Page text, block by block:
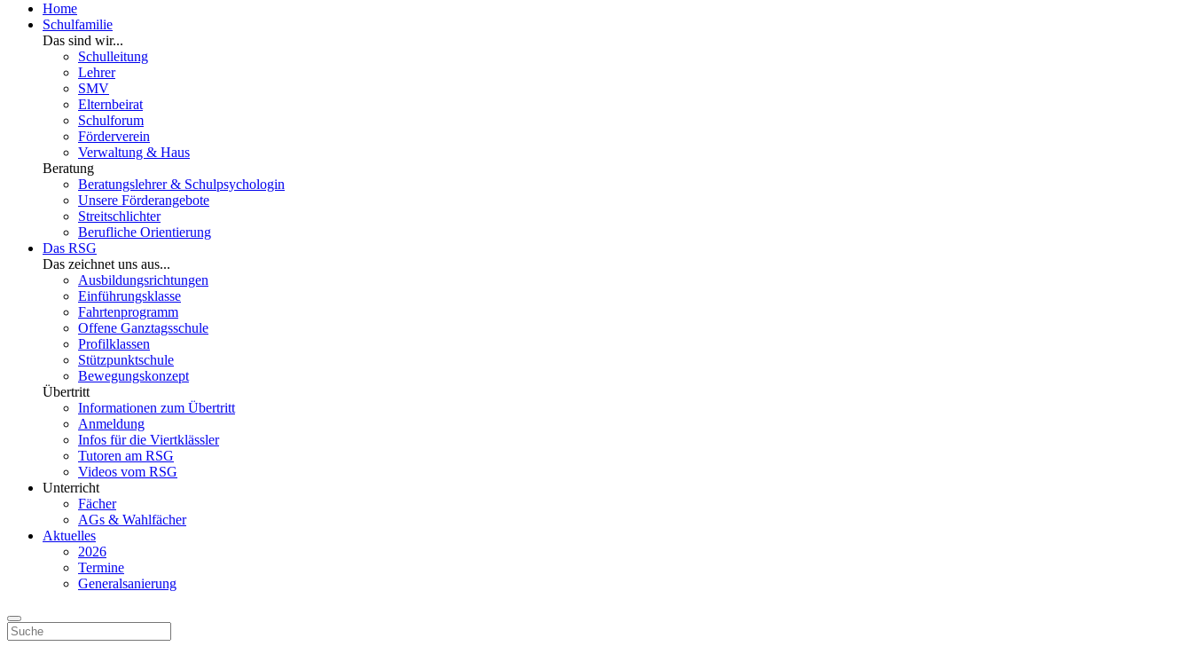
Home
Schulfamilie
Das sind wir...
Schulleitung
Lehrer
SMV
Elternbeirat
Schulforum
Förderverein
Verwaltung & Haus
Beratung
Beratungslehrer & Schulpsychologin
Unsere Förderangebote
Streitschlichter
Berufliche Orientierung
Das RSG
Das zeichnet uns aus...
Ausbildungsrichtungen
Einführungsklasse
Fahrtenprogramm
Offene Ganztagsschule
Profilklassen
Stützpunktschule
Bewegungskonzept
Übertritt
Informationen zum Übertritt
Anmeldung
Infos für die Viertklässler
Tutoren am RSG
Videos vom RSG
Unterricht
Fächer
AGs & Wahlfächer
Aktuelles
2026
Termine
Generalsanierung